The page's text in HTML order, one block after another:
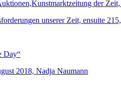
der
unserer Zeit, ensuite
Day“
2018, Nadja Naumann